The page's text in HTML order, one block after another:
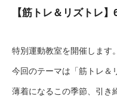
【筋トレ＆リズトレ
特別運動教室を開催します
今回のテーマは「筋トレ＆
薄着になるこの季節、引き